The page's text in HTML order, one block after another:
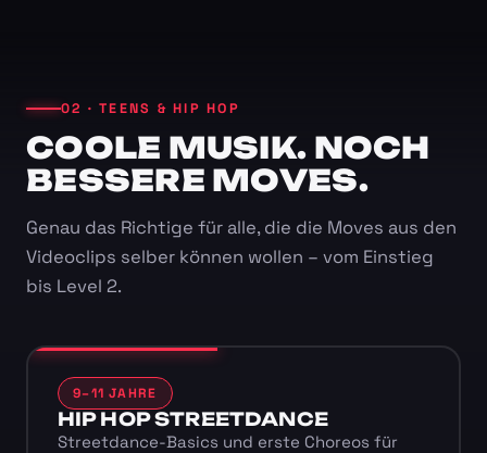
02 · TEENS & HIP HOP
COOLE MUSIK. NOCH
BESSERE MOVES.
Genau das Richtige für alle, die die Moves aus den
Videoclips selber können wollen – vom Einstieg
bis Level 2.
9–11 JAHRE
HIP HOP STREETDANCE
Streetdance-Basics und erste Choreos für